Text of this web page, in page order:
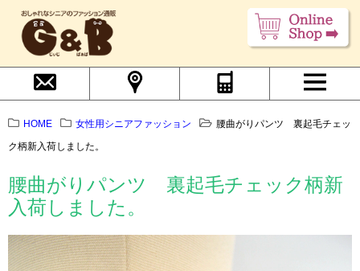
HOME 女性用シニアファッション
腰曲がりパンツ 裏起毛チェッ
ク柄新入荷しました。
腰曲がりパンツ 裏起毛チェック柄新
入荷しました。